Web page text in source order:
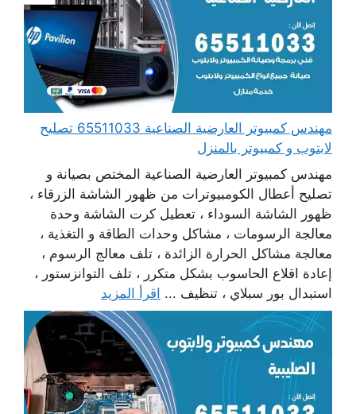
مهندس كمبيوتر العارضية الصناعية 65511033 تصليح
لابتوب و كمبيوتر بالمنزل
مهندس كمبيوتر العارضية الصناعية المختص بصيانة و
تصليح أعطال الكومبيوترات من ظهور الشاشة الزرقاء ،
ظهور الشاشة السوداء ، تعطيل كرت الشاشة وحدة
معالجة الرسومات ، مشاكل وحدات الطاقة و التغذية ،
معالجة مشاكل الحرارة الزائدة ، تلف معالج الرسوم ،
إعادة اقلاع الحاسوب بشكل متكرر ، تلف التوانزستور ،
استبدال بور سبلاي ، تنظيف ... اقرأ المزيد